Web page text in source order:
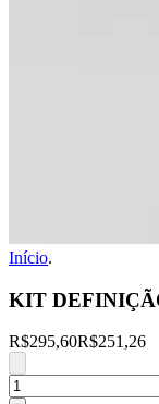
Início.
KIT
R$295,60R$251,26